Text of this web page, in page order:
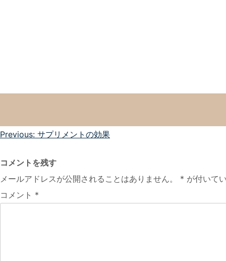
投
ナ
ビ
ゲ
Previous: サプリメントの効果
コメントを残す
メールアドレスが公開されることはありません。
* が付いて
コメント *